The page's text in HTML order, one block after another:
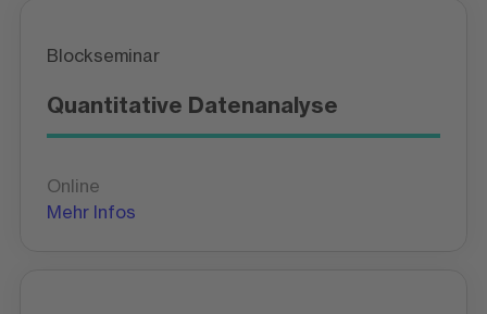
Blockseminar
Quantitative Datenanalyse
Online
Mehr Infos